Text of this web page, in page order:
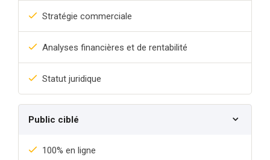
Stratégie commerciale
Analyses financières et de rentabilité
Statut juridique
Public ciblé
100% en ligne